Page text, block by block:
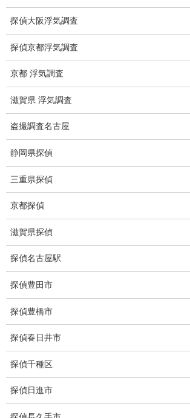
浮気調査地域
浮気調査関連調査
ドメスティックバイオレンスDV調査
いじめ・子供の虐待
別れさせ屋
盗聴調査
盗聴調査料金
盗聴器の種類
ご依頼の注意点
世界の盗聴事情
弊社が選ばれる理由
盗撮器
盗撮調査愛知県
電磁波測定調査
電磁波とは
探偵大阪浮気調査
探偵京都浮気調査
京都 浮気調査
滋賀県 浮気調査
盗撮調査名古屋
静岡県探偵
三重県探偵
京都探偵
滋賀県探偵
探偵名古屋駅
探偵豊田市
探偵豊橋市
探偵春日井市
探偵千種区
探偵日進市